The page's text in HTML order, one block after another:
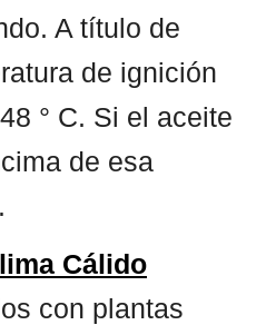
A título de
de ignición
° C. Si el aceite
de esa
Cálido
con plantas